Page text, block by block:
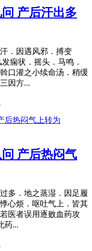
问 产后汗出多
．因遇风邪．搏变
痫状．摇头．马鸣．
口灌之小续命汤．稍缓
因方...
问 产后热闷气
多．地之蒸湿．因足履
心烦．呕吐气上．皆其
医者误用逐败血药攻
药...